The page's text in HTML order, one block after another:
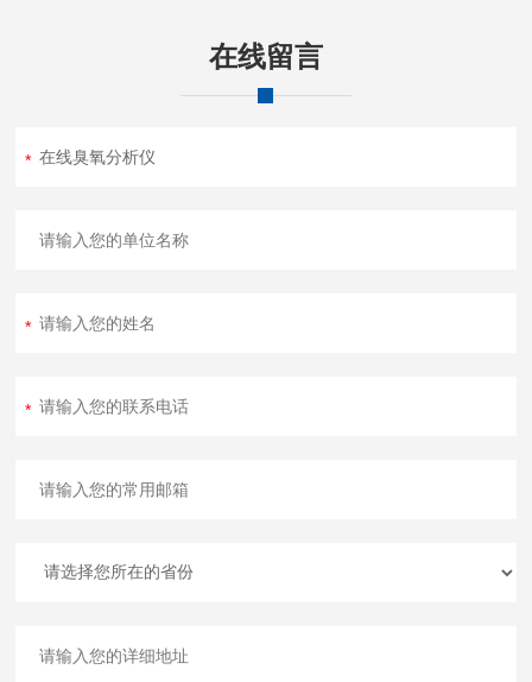
在线留言